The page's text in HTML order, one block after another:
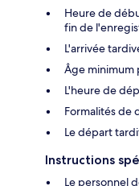
Heure de
fin de
L'arrivée
Âge minimum
L'heure de
Formalités de
Le départ
Instructions
Le personnel